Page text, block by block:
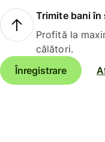
Trimite bani
Profită la
călători.
Înregistrare